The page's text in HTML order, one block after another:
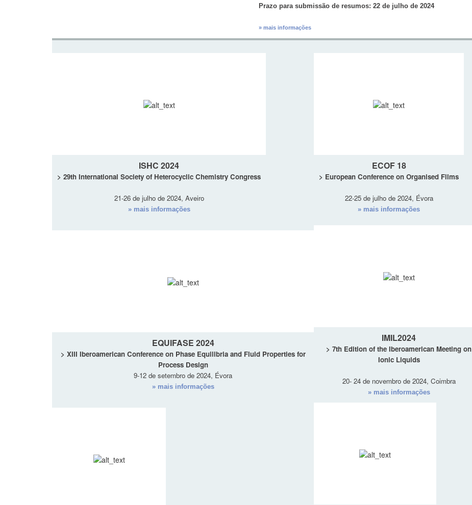
Prazo para submissão de resumos: 22 de julho de 2024
» mais informações
ISHC 2024
> 29th International Society of Heterocyclic Chemistry Congress
21-26 de julho de 2024, Aveiro
» mais informações
ECOF 18
> European Conference on Organised Films
22-25 de julho de 2024, Évora
» mais informações
EQUIFASE 2024
> XIII Iberoamerican Conference on Phase Equilibria and Fluid Properties for
Process Design
9-12 de setembro de 2024, Évora
» mais informações
IMIL2024
> 7th Edition of the Iberoamerican Meeting on
Ionic Liquids
20- 24 de novembro de 2024, Coimbra
» mais informações